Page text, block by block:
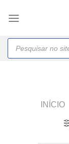
Products
search
INÍCIO